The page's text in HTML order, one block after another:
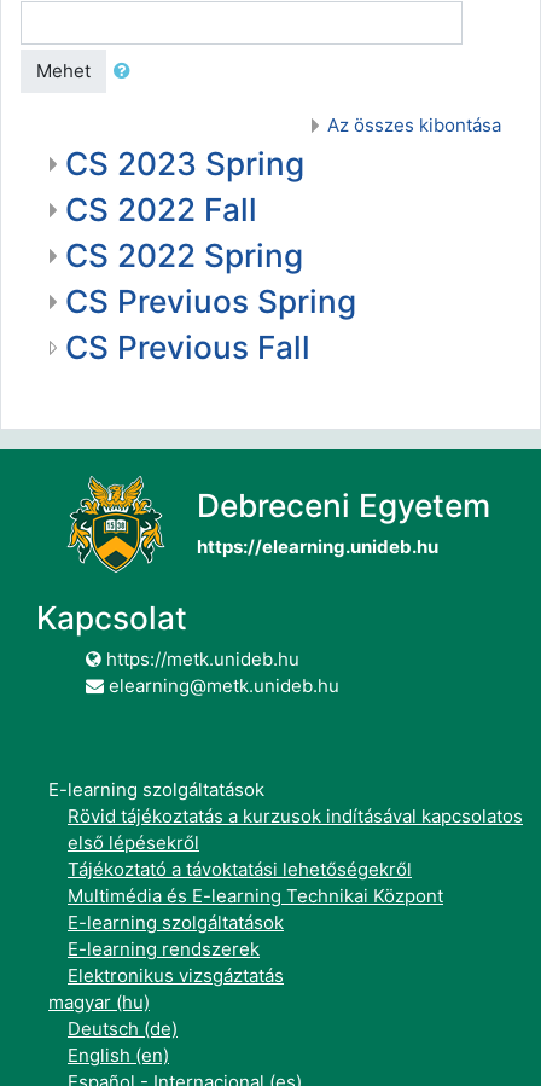
Mehet
Az összes kibontása
CS 2023 Spring
CS 2022 Fall
CS 2022 Spring
CS Previuos Spring
CS Previous Fall
Debreceni Egyetem
https://elearning.unideb.hu
Kapcsolat
https://metk.unideb.hu
elearning@metk.unideb.hu
E-learning szolgáltatások
Rövid tájékoztatás a kurzusok indításával kapcsolatos
első lépésekről
Tájékoztató a távoktatási lehetőségekről
Multimédia és E-learning Technikai Központ
E-learning szolgáltatások
E-learning rendszerek
Elektronikus vizsgáztatás
magyar ‎(hu)‎
Deutsch ‎(de)‎
English ‎(en)‎